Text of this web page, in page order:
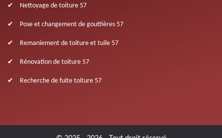
Nettoyage de toiture 57
Pose et changement de gouttières 57
Remaniement de toiture et tuile 57
Rénovation de toiture 57
Recherche de fuite toiture 57